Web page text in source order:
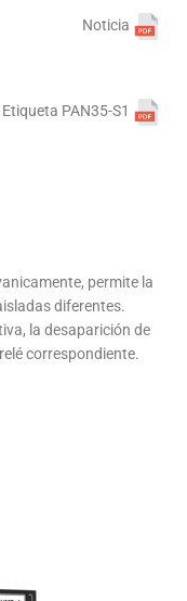
Noticia
Etiqueta PAN35-S1
permite la
diferentes.
la desaparición de
correspondiente.